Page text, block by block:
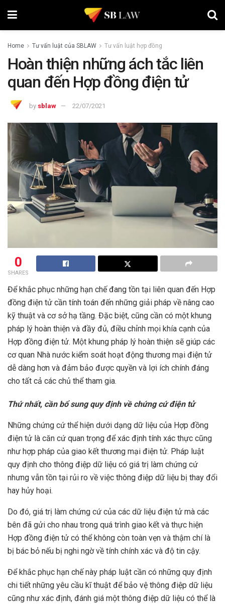
Home Tư vấn luật của SBLAW Tư vấn luật hợp đồng
Hoàn thiện những ách tắc liên
quan đến Hợp đồng điện tử
by sblaw 22/07/2021
0
SHARES
Để khắc phục những hạn chế đang tồn tại liên quan đến Hợp
đồng điện tử cần tính toán đến những giải pháp về nâng cao
kỹ thuật và cơ sở hạ tầng. Đặc biệt, cũng cần có một khung
pháp lý hoàn thiện và đầy đủ, điều chỉnh mọi khía cạnh của
Hợp đồng điện tử. Một khung pháp lý hoàn thiện sẽ giúp các
cơ quan Nhà nước kiểm soát hoạt động thương mại điện tử
dễ dàng hơn và đảm bảo được quyền và lợi ích chính đáng
cho tất cả các chủ thể tham gia.
Thứ nhất, cần bổ sung quy định về chứng cứ điện tử
Những chứng cứ thể hiện dưới dạng dữ liệu của Hợp đồng
điện tử là căn cứ quan trọng để xác định tính xác thực cũng
như hợp pháp của giao kết thương mại điện tử. Pháp luật
quy định cho thông điệp dữ liệu có giá trị làm chứng cứ
nhưng vẫn tồn tại rủi ro về việc thông điệp dữ liệu bị thay đổi
hay hủy hoại.
Do đó, giá trị làm chứng cứ của các dữ liệu điện tử mà các
bên đã gửi cho nhau trong quá trình giao kết và thực hiện
Hợp đồng điện tử có thể không còn toàn vẹn và thậm chí là
bị bác bỏ nếu bị nghi ngờ về tính chính xác và độ tin cậy.
Để khắc phục hạn chế này pháp luật cần có những quy định
chi tiết những yêu cầu kĩ thuật để bảo vệ thông điệp dữ liệu
cũng như xác định, đánh giá một thông điệp dữ liệu có thể là